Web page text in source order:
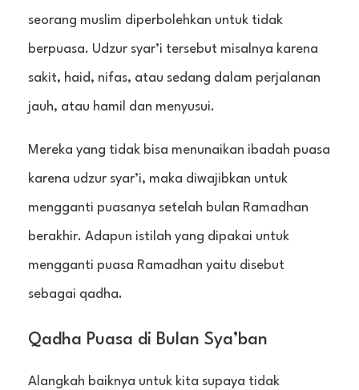
seorang muslim diperbolehkan untuk tidak
berpuasa. Udzur syar’i tersebut misalnya karena
sakit, haid, nifas, atau sedang dalam perjalanan
jauh, atau hamil dan menyusui.
Mereka yang tidak bisa menunaikan ibadah puasa
karena udzur syar’i, maka diwajibkan untuk
mengganti puasanya setelah bulan Ramadhan
berakhir. Adapun istilah yang dipakai untuk
mengganti puasa Ramadhan yaitu disebut
sebagai qadha.
Qadha Puasa di Bulan Sya’ban
Alangkah baiknya untuk kita supaya tidak